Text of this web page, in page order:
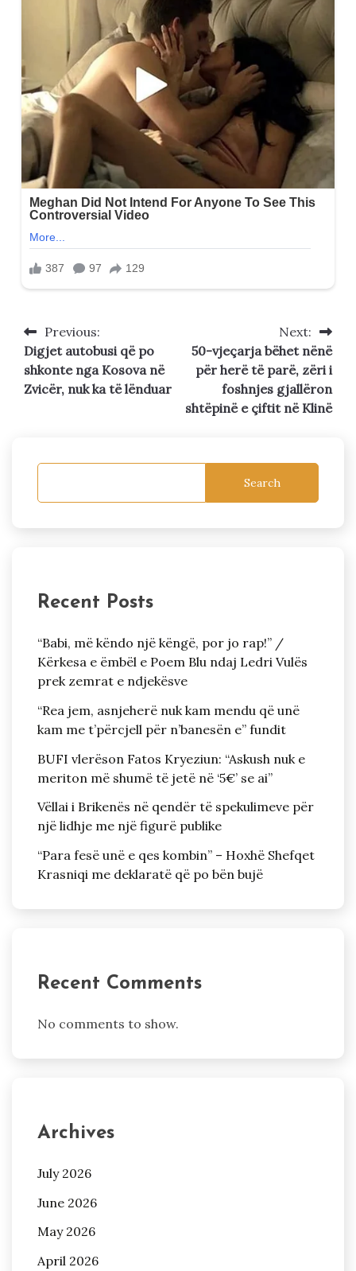
Post
navigation
Previous:
Digjet autobusi që po
shkonte nga Kosova në
Zvicër, nuk ka të lënduar
Next:
50-vjeçarja bëhet nënë
për herë të parë, zëri i
foshnjes gjallëron
shtëpinë e çiftit në Klinë
Search
Recent Posts
“Babi, më këndo një këngë, por jo rap!” /
Kërkesa e ëmbël e Poem Blu ndaj Ledri Vulës
prek zemrat e ndjekësve
“Rea jem, asnjeherë nuk kam mendu që unë
kam me t’përcjell për n’banesën e” fundit
BUFI vlerëson Fatos Kryeziun: “Askush nuk e
meriton më shumë të jetë në ‘5€’ se ai”
Vëllai i Brikenës në qendër të spekulimeve për
një lidhje me një figurë publike
“Para fesë unë e qes kombin” – Hoxhë Shefqet
Krasniqi me deklaratë që po bën bujë
Recent Comments
No comments to show.
Archives
July 2026
June 2026
May 2026
April 2026